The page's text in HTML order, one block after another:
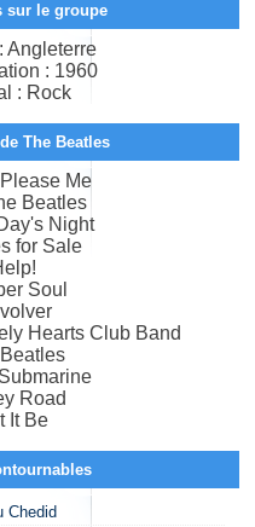
sur le groupe
Angleterre
: 1960
: Rock
The Beatles
Me
Beatles
Night
for Sale
Soul
Hearts Club Band
Road
It Be
Chedid